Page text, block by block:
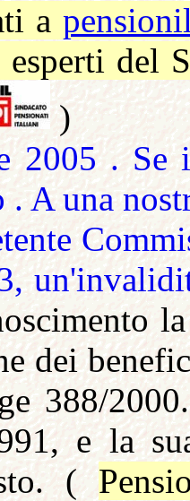
a
esperti del
)
2005 . Se
A una
dei
388/
e la
(